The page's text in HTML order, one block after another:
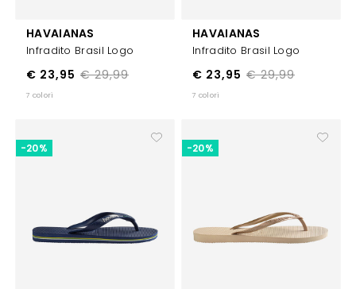
HAVAIANAS
Infradito Brasil Logo
€ 29,99
€ 23,95
7 colori
HAVAIANAS
Infradito Brasil Logo
€ 29,99
€ 23,95
7 colori
-20% -20%